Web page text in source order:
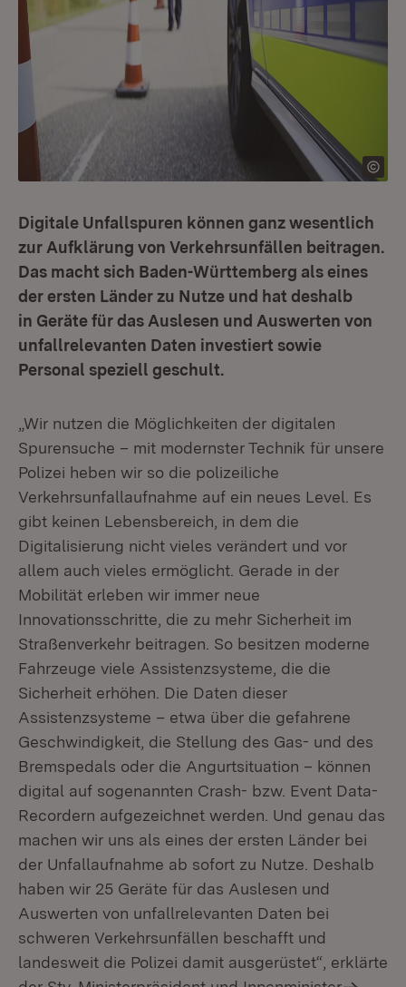
Digitale Unfallspuren können ganz wesentlich
zur Aufklärung von Verkehrsunfällen beitragen.
Das macht sich Baden-Württemberg als eines
der ersten Länder zu Nutze und hat deshalb
in Geräte für das Auslesen und Auswerten von
unfallrelevanten Daten investiert sowie
Personal speziell geschult.
„Wir nutzen die Möglichkeiten der digitalen
Spurensuche – mit modernster Technik für unsere
Polizei heben wir so die polizeiliche
Verkehrsunfallaufnahme auf ein neues Level. Es
gibt keinen Lebensbereich, in dem die
Digitalisierung nicht vieles verändert und vor
allem auch vieles ermöglicht. Gerade in der
Mobilität erleben wir immer neue
Innovationsschritte, die zu mehr Sicherheit im
Straßenverkehr beitragen. So besitzen moderne
Fahrzeuge viele Assistenzsysteme, die die
Sicherheit erhöhen. Die Daten dieser
Assistenzsysteme – etwa über die gefahrene
Geschwindigkeit, die Stellung des Gas- und des
Bremspedals oder die Angurtsituation – können
digital auf sogenannten Crash- bzw. Event Data-
Recordern aufgezeichnet werden. Und genau das
machen wir uns als eines der ersten Länder bei
der Unfallaufnahme ab sofort zu Nutze. Deshalb
haben wir 25 Geräte für das Auslesen und
Auswerten von unfallrelevanten Daten bei
schweren Verkehrsunfällen beschafft und
landesweit die Polizei damit ausgerüstet“, erklärte